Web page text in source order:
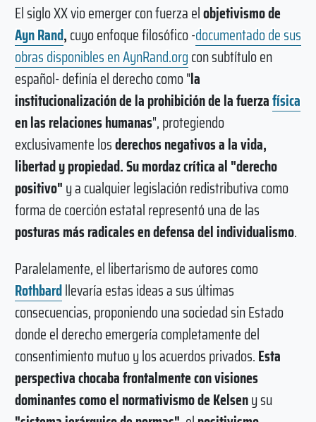
El siglo XX vio emerger con fuerza elobjetivismo de
Ayn Rand,cuyo enfoque filosófico -documentado de sus
obras disponibles en AynRand.orgcon subtítulo en
español- definía el derecho como "la
institucionalización de la prohibición de la fuerzafísica
en las relaciones humanas", protegiendo
exclusivamente losderechos negativos a la vida,
libertad y propiedad. Su mordaz crítica al "derecho
positivo"y a cualquier legislación redistributiva como
forma de coerción estatal representó una de las
posturas más radicales en defensa del individualismo.
Paralelamente, el libertarismo de autores como
Rothbardllevaría estas ideas a sus últimas
consecuencias, proponiendo una sociedad sin Estado
donde el derecho emergería completamente del
consentimiento mutuo y los acuerdos privados.Esta
perspectiva chocaba frontalmente con visiones
dominantes como el normativismo de Kelseny su